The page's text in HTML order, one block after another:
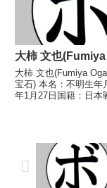
大柿 文也
大柿 文也(Fumiya
宝石) 本名：不明生年
年1月27日国籍：日本
(札幌)■1...